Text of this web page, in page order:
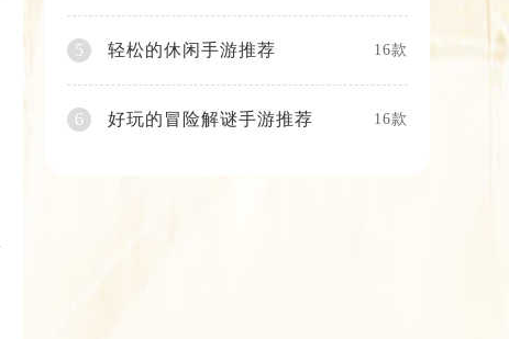
5 轻松的休闲手游推荐 16款
6 好玩的冒险解谜手游推荐 16款